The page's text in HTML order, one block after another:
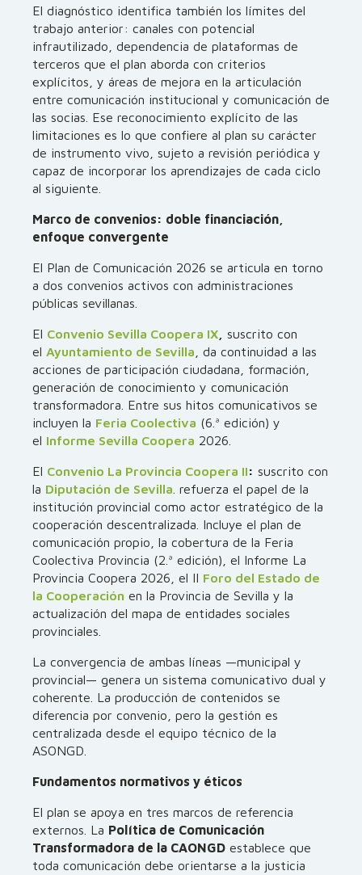
El diagnóstico identifica también los límites del
trabajo anterior: canales con potencial
infrautilizado, dependencia de plataformas de
terceros que el plan aborda con criterios
explícitos, y áreas de mejora en la articulación
entre comunicación institucional y comunicación de
las socias. Ese reconocimiento explícito de las
limitaciones es lo que confiere al plan su carácter
de instrumento vivo, sujeto a revisión periódica y
capaz de incorporar los aprendizajes de cada ciclo
al siguiente.
Marco de convenios: doble financiación,
enfoque convergente
El Plan de Comunicación 2026 se articula en torno
a dos convenios activos con administraciones
públicas sevillanas.
El Convenio Sevilla Coopera IX
suscrito con
el Ayuntamiento de Sevilla , da continuidad a las
acciones de participación ciudadana, formación,
generación de conocimiento y comunicación
transformadora. Entre sus hitos comunicativos se
incluyen la Feria Coolectiva (6.ª edición) y
el Informe Sevilla Coopera 2026.
El Convenio La Provincia Coopera II: suscrito con
la Diputación de Sevilla . refuerza el papel de la
institución provincial como actor estratégico de la
cooperación descentralizada. Incluye el plan de
comunicación propio, la cobertura de la Feria
Coolectiva Provincia (2.ª edición), el Informe La
Provincia Coopera 2026, el II Foro del Estado de
la Cooperación en la Provincia de Sevilla y la
actualización del mapa de entidades sociales
provinciales.
La convergencia de ambas líneas —municipal y
provincial— genera un sistema comunicativo dual y
coherente. La producción de contenidos se
diferencia por convenio, pero la gestión es
centralizada desde el equipo técnico de la
ASONGD.
Fundamentos normativos y éticos
El plan se apoya en tres marcos de referencia
externos. La Política de Comunicación
Transformadora de la CAONGD establece que
toda comunicación debe orientarse a la justicia